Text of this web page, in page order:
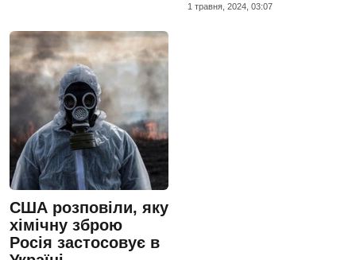
1 травня, 2024, 03:07
США розповіли, яку
хімічну зброю
Росія застосовує в